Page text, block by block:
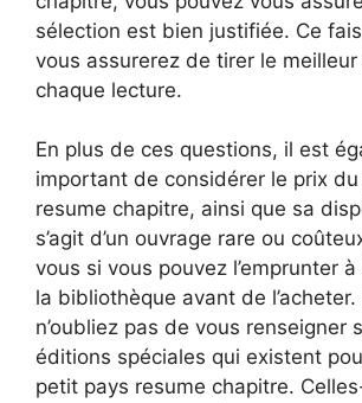
sélection est bien justifiée. Ce
vous assurerez de tirer le
chaque lecture.
En plus de ces questions, il est
important de considérer le prix
resume chapitre, ainsi que sa
s’agit d’un ouvrage rare ou
vous si vous pouvez l’emprunter
la bibliothèque avant de l’acheter.
n’oubliez pas de vous renseigner
éditions spéciales qui existent
petit pays resume chapitre.